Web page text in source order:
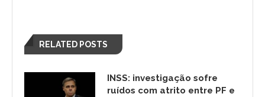
RELATED POSTS
INSS: investigação sofre
ruídos com atrito entre PF e